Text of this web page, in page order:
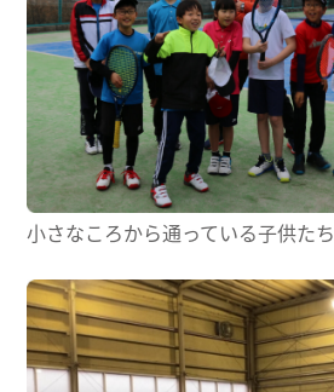
小さなころから通っている子供たち